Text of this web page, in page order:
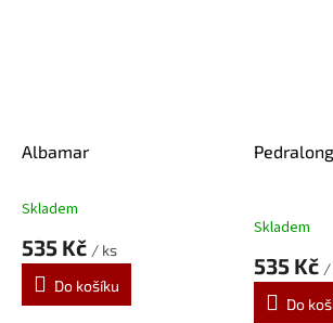
Albamar
Průměrné
produktu
5,0
Skladem
535 Kč / ks
Do košíku
Skladem
535 Kč /
Do